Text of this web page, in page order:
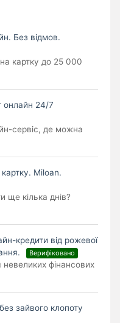
Без відмов.
картку до 25 000
онлайн 24/7
сервіс, де можна
Miloan.
ще кілька днів?
кредити від рожевої
Верифіковано
невеликих фінансових
зайвого клопоту